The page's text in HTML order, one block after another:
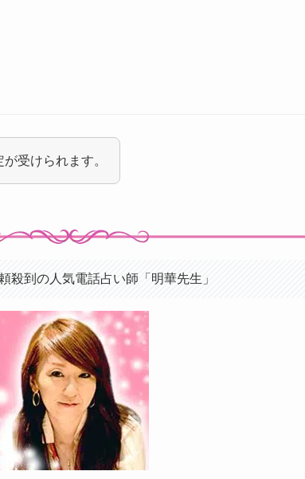
受けられます。
殺到の人気電話占い師「明華先生」